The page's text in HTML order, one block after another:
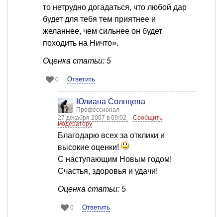
то нетрудно догадаться, что любой дар
будет для тебя тем приятнее и
желаннее, чем сильнее он будет
походить на Ничто».
Оценка статьи: 5
0 Ответить
Юлиана Солнцева
Профессионал
27 декабря 2007 в 09:02
Сообщить
модератору
Благодарю всех за отклики и
высокие оценки!
С наступающим Новым годом!
Счастья, здоровья и удачи!
Оценка статьи: 5
0 Ответить